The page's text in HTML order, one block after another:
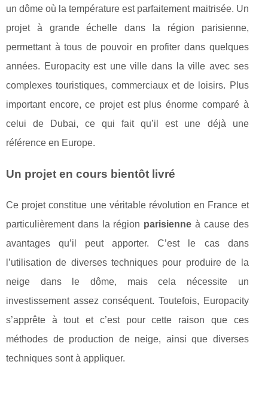
un dôme où la température est parfaitement maitrisée. Un
projet à grande échelle dans la région parisienne,
permettant à tous de pouvoir en profiter dans quelques
années. Europacity est une ville dans la ville avec ses
complexes touristiques, commerciaux et de loisirs. Plus
important encore, ce projet est plus énorme comparé à
celui de Dubai, ce qui fait qu’il est une déjà une
référence en Europe.
Un projet en cours bientôt livré
Ce projet constitue une véritable révolution en France et
particulièrement dans la région parisienne à cause des
avantages qu’il peut apporter. C’est le cas dans
l’utilisation de diverses techniques pour produire de la
neige dans le dôme, mais cela nécessite un
investissement assez conséquent. Toutefois, Europacity
s’apprête à tout et c’est pour cette raison que ces
méthodes de production de neige, ainsi que diverses
techniques sont à appliquer.